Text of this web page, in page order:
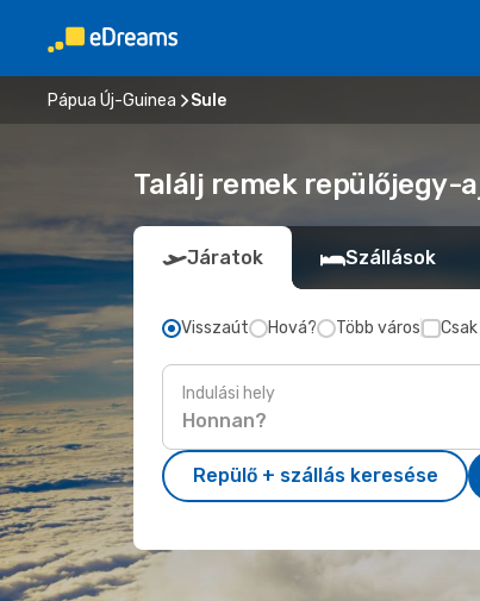
Pápua Új-Guinea Sule
Találj remek repülőjegy-
Járatok Szállások
Visszaút Hová? Több város
Indulási hely
Repülő + szállás keresése